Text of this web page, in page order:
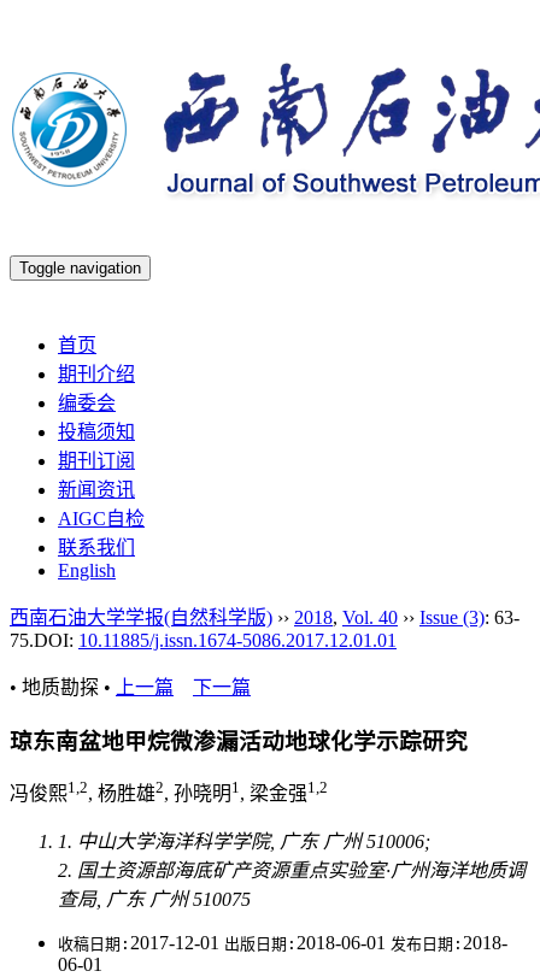
Toggle navigation
首页
期刊介绍
编委会
投稿须知
期刊订阅
新闻资讯
AIGC自检
联系我们
English
西南石油大学学报(自然科学版) ›› 2018, Vol. 40 ›› Issue (3): 63-
75.DOI: 10.11885/j.issn.1674-5086.2017.12.01.01
• 地质勘探 • 上一篇 下一篇
琼东南盆地甲烷微渗漏活动地球化学示踪研究
冯俊熙1,2, 杨胜雄2, 孙晓明 1, 梁金强1,2
1. 中山大学海洋科学学院, 广东 广州 510006;
2. 国土资源部海底矿产资源重点实验室·广州海洋地质调
查局, 广东 广州 510075
收稿日期: 2017-12-01 出版日期: 2018-06-01 发布日期: 2018-
06-01